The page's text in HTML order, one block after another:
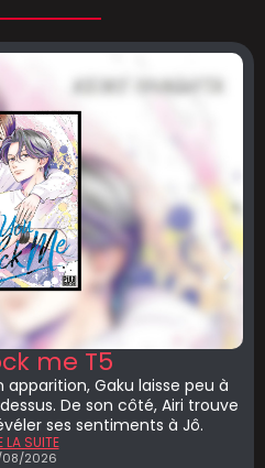
me T5
apparition, Gaku laisse peu à
De son côté, Airi trouve
ses sentiments à Jô.
LA SUITE
2026